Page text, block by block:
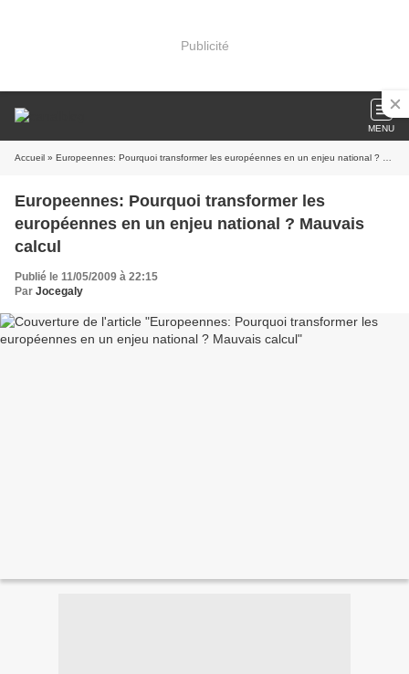
Publicité
MENU
Accueil » Europeennes: Pourquoi transformer les européennes en un enjeu national ? Mauvais calcul
Europeennes: Pourquoi transformer les
européennes en un enjeu national ? Mauvais
calcul
Publié le 11/05/2009 à 22:15
Par Jocegaly